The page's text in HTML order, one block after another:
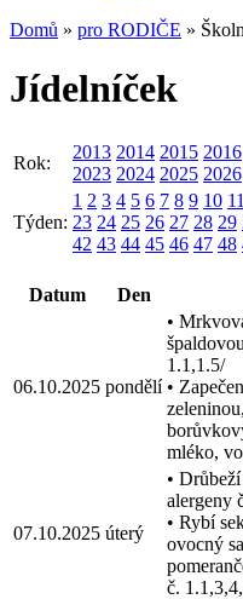
Domů » pro RODIČE »
Jídelníček
Rok:
2013 2014 2015 2016
2023 2024 2025 2026
Týden:
1 2 3 4 5 6 7 8 9 10 11
23 24 25 26 27 28 29
42 43 44 45 46 47 48
Datum Den
06.10.2025 pondělí
•
1.1,1.5/
•
mléko,
07.10.2025 úterý
•
alergeny
• Rybí
ovocný
č.